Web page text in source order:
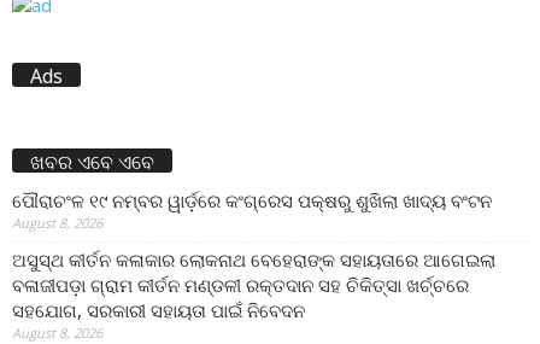
Ads
ଖବର ଏବେ ଏବେ
ପୌରାଚଂଳ ୧୯ ନମ୍ବର ୱାର୍ଡ଼ରେ କଂଗ୍ରେସ ପକ୍ଷରୁ ଶୁଖିଲା ଖାଦ୍ୟ ବଂଟନ
August 8, 2026
ଅସୁସ୍ଥ କୀର୍ତନ କଳାକାର ଲୋକନାଥ ବେହେରାଙ୍କ ସହାୟତାରେ ଆଗେଇଲା
ବଳାଜୀପଡ଼ା ଗ୍ରାମ କୀର୍ତନ ମଣ୍ଡଳୀ ରକ୍ତଦାନ ସହ ଚିକିତ୍ସା ଖର୍ଚ୍ଚରେ
ସହଯୋଗ, ସରକାରୀ ସହାୟତା ପାଇଁ ନିବେଦନ
August 8, 2026